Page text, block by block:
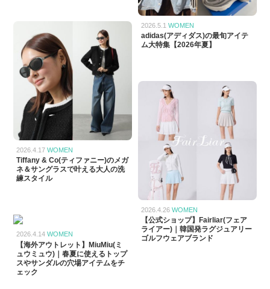
2026.4.17 WOMEN
Tiffany & Co(ティファニー)のメガ
ネ＆サングラスで叶える大人の洗
練スタイル
2026.4.14 WOMEN
【海外アウトレット】MiuMiu(ミ
ュウミュウ)｜春夏に使えるトップ
スやサンダルの穴場アイテムをチ
ェック
2026.5.1 WOMEN
adidas(アディダス)の最旬アイテ
ム大特集【2026年夏】
2026.4.26 WOMEN
【公式ショップ】Fairliar(フェア
ライアー)｜韓国発ラグジュアリー
ゴルフウェアブランド